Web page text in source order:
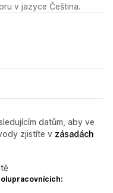
v jazyce Čeština.
datům, aby ve
zjistíte v zásadách